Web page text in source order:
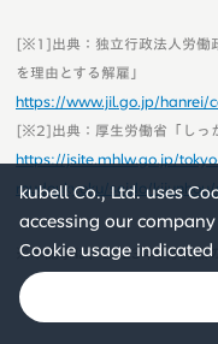
kubell Co., Ltd. uses
accessing our
Cookie usage indicated
[※1]出典：独立行政法人労働
を理由とする解雇」
https://www.jil.go.jp/hanrei/
[※2]出典：厚生労働省「しっ
https://jsite.mhlw.go.jp/
roudoukyoku/seido/
※本記事は、2023年9月時点